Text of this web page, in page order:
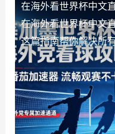
在海外看世界杯中文
在海外看世界杯中文
这篇指南帮你解决所